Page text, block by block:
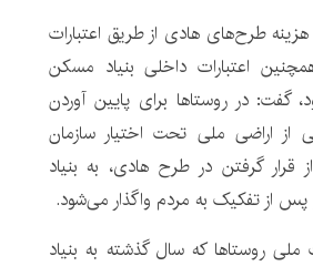
هزینه طرح‌های هادی از طریق اعتبارات
اعتبارات داخلی بنیاد مسکن
گفت: در روستاها برای پایین آوردن
اراضی ملی تحت اختیار سازمان
گرفتن در طرح هادی، به بنیاد
از تفکیک به مردم واگذار می‌شود.
ملی روستاها که سال گذشته به بنیاد